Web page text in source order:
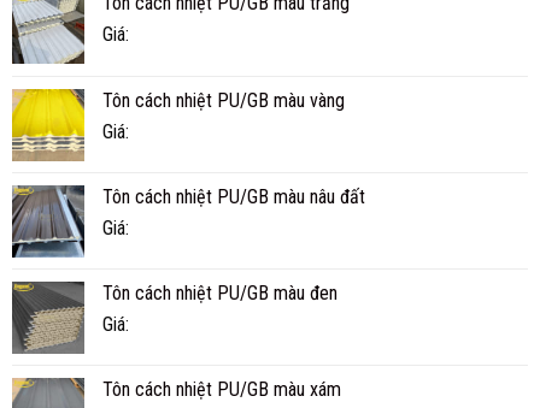
BAO
Giá:
Tôn cách nhiệt PU/GB màu vàng
Giá:
Tôn cách nhiệt PU/GB màu nâu đất
Giá:
Tôn cách nhiệt PU/GB màu đen
Giá:
Tôn cách nhiệt PU/GB màu xám